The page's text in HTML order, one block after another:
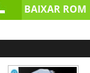
BAIXAR ROM